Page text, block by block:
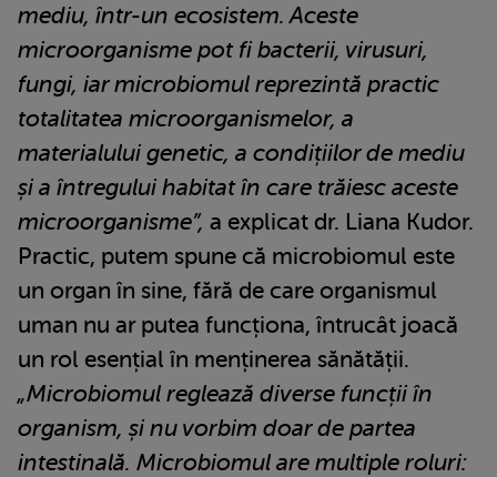
mediu, într-un ecosistem. Aceste
microorganisme pot fi bacterii, virusuri,
fungi, iar microbiomul reprezintă practic
totalitatea microorganismelor, a
materialului genetic, a condițiilor de mediu
și a întregului habitat în care trăiesc aceste
microorganisme”, a explicat dr. Liana Kudor.
Practic, putem spune că microbiomul este
un organ în sine, fără de care organismul
uman nu ar putea funcționa, întrucât joacă
un rol esențial în menținerea sănătății.
„Microbiomul reglează diverse funcții în
organism, și nu vorbim doar de partea
intestinală. Microbiomul are multiple roluri: